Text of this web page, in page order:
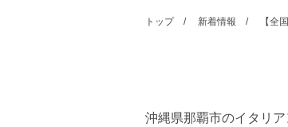
トップ 新着情報 【全
沖縄県那覇市のイタリ